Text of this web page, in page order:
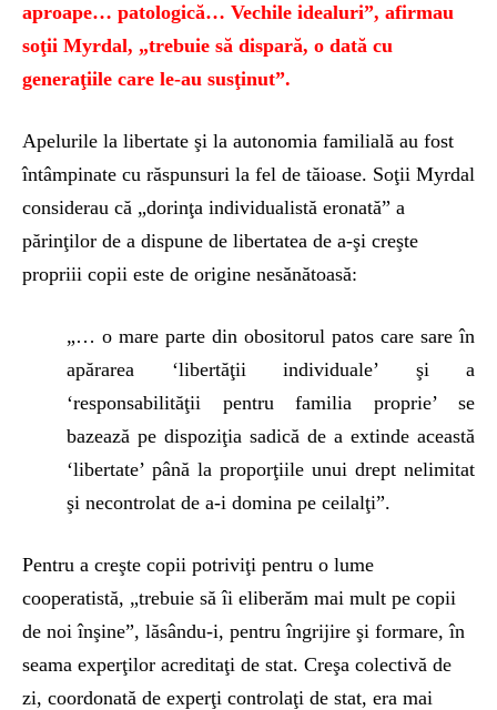
aproape… patologică… Vechile idealuri”, afirmau
soţii Myrdal, „trebuie să dispară, o dată cu
generaţiile care le-au susţinut”.
Apelurile la libertate şi la autonomia familială au fost
întâmpinate cu răspunsuri la fel de tăioase. Soţii Myrdal
considerau că „dorinţa individualistă eronată” a
părinţilor de a dispune de libertatea de a-şi creşte
propriii copii este de origine nesănătoasă:
„… o mare parte din obositorul patos care sare în
apărarea ‘libertăţii individuale’ şi a
‘responsabilităţii pentru familia proprie’ se
bazează pe dispoziţia sadică de a extinde această
‘libertate’ până la proporţiile unui drept nelimitat
şi necontrolat de a-i domina pe ceilalţi”.
Pentru a creşte copii potriviţi pentru o lume
cooperatistă, „trebuie să îi eliberăm mai mult pe copii
de noi înşine”, lăsându-i, pentru îngrijire şi formare, în
seama experţilor acreditaţi de stat. Creşa colectivă de
zi, coordonată de experţi controlaţi de stat, era mai